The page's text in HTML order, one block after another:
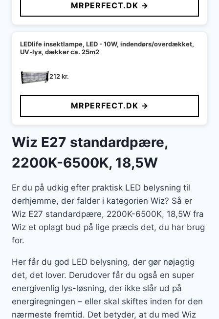
MRPERFECT.DK →
LEDlife insektlampe, LED - 10W, indendørs/overdækket,
UV-lys, dækker ca. 25m2
212kr.
MRPERFECT.DK →
Wiz E27 standardpære,
2200K-6500K, 18,5W
Er du på udkig efter praktisk LED belysning til
derhjemme, der falder i kategorien Wiz? Så er
Wiz E27 standardpære, 2200K-6500K, 18,5W fra
Wiz et oplagt bud på lige præcis det, du har brug
for.
Her får du god LED belysning, der gør nøjagtig
det, det lover. Derudover får du også en super
energivenlig lys-løsning, der ikke slår ud på
energiregningen – eller skal skiftes inden for den
nærmeste fremtid. Det betyder, at du med Wiz